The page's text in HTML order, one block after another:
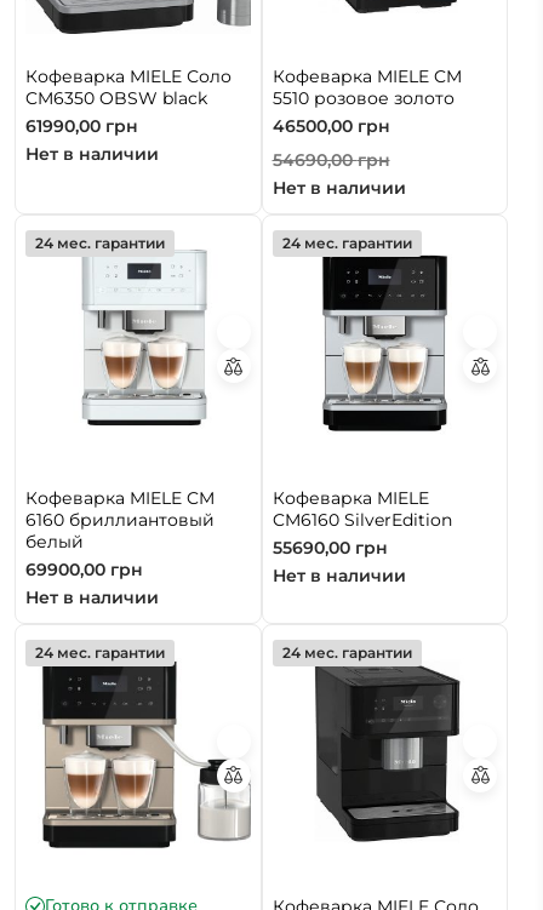
Кофеварка MIELE Соло
CM6350 OBSW black
61990,00 грн
Нет в наличии
Кофеварка MIELE CM
5510 розовое золото
46500,00 грн
54690,00грн
Нет в наличии
24 мес. гарантии
Кофеварка MIELE CM
6160 бриллиантовый
белый
69900,00 грн
Нет в наличии
24 мес. гарантии
Кофеварка MIELE
CM6160 SilverEdition
55690,00 грн
Нет в наличии
24 мес. гарантии 24 мес. гарантии